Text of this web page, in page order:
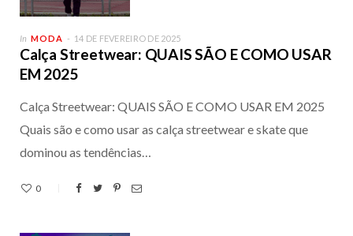
In MODA 14 DE FEVEREIRO DE 2025
Calça Streetwear: QUAIS SÃO E COMO USAR
EM 2025
Calça Streetwear: QUAIS SÃO E COMO USAR EM 2025
Quais são e como usar as calça streetwear e skate que
dominou as tendências…
0